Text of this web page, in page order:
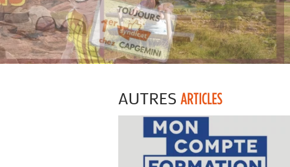
AUTRES ARTICLES